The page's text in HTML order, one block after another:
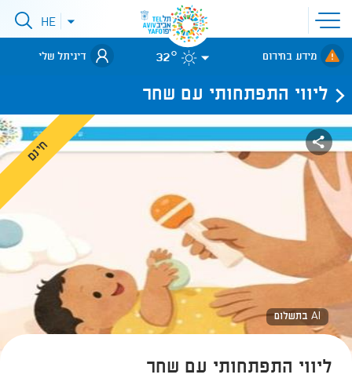
פתיחת
תפריט
אתר
לאתר עיריית
תל-אביב
פתיחתHE
מידע בחירום 32° דיגיתל שלי
ליווי התפתחותי עם שחר
AI בתשלום
חינם
ליווי התפתחותי עם שחר